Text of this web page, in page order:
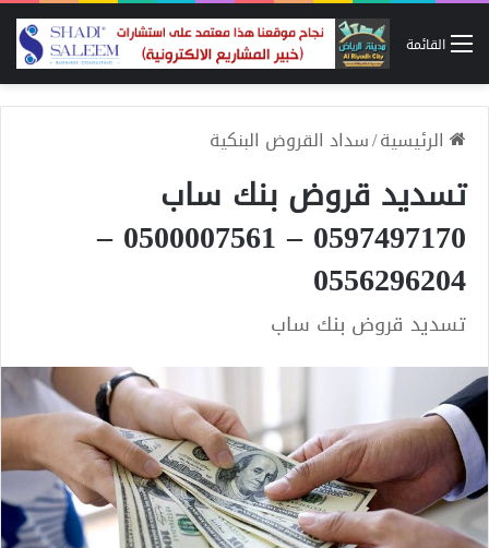
القائمة
الرئيسية/سداد القروض البنكية
تسديد قروض بنك ساب
0597497170 – 0500007561 –
0556296204
تسديد قروض بنك ساب